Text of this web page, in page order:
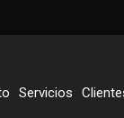
Servicios